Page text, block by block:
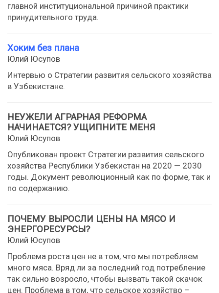
главной институциональной причиной практики
принудительного труда.
Хоким без плана
Юлий Юсупов
Интервью о Стратегии развития сельского хозяйства
в Узбекистане.
НЕУЖЕЛИ АГРАРНАЯ РЕФОРМА
НАЧИНАЕТСЯ? УЩИПНИТЕ МЕНЯ
Юлий Юсупов
Опубликован проект Стратегии развития сельского
хозяйства Республики Узбекистан на 2020 — 2030
годы. Документ революционный как по форме, так и
по содержанию.
ПОЧЕМУ ВЫРОСЛИ ЦЕНЫ НА МЯСО И
ЭНЕРГОРЕСУРСЫ?
Юлий Юсупов
Проблема роста цен не в том, что мы потребляем
много мяса. Вряд ли за последний год потребление
так сильно возросло, чтобы вызвать такой скачок
цен. Проблема в том, что сельское хозяйство –